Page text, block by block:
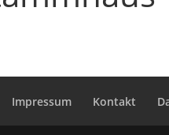
Impressum Kontakt